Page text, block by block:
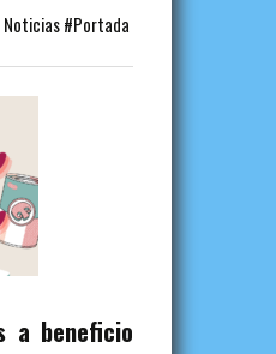
Noticias #Portada
a beneficio